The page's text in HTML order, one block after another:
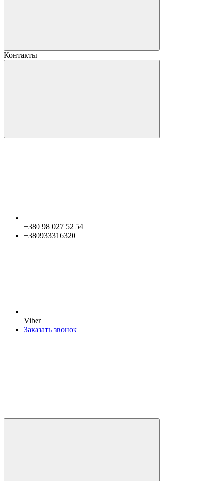
Контакты
+380 98 027 52 54
+380933316320
Viber
Заказать звонок